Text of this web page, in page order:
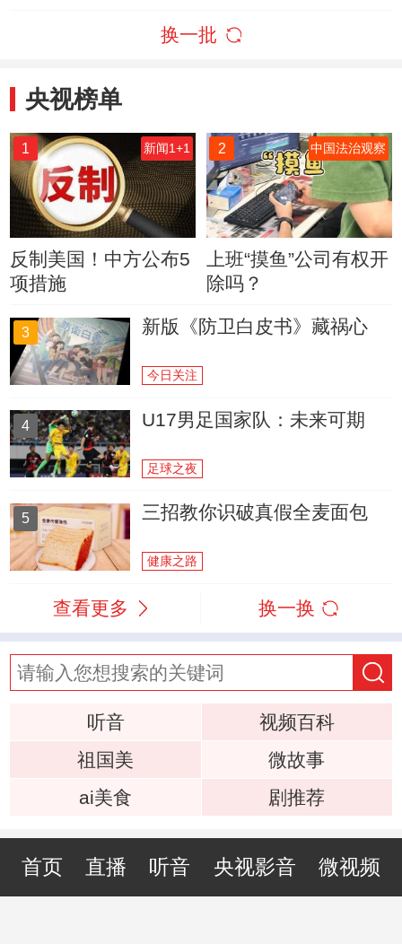
换一批
央视榜单
1 新闻1+1
反制美国！中方公布5
项措施
2 中国法治观察
上班“摸鱼”公司有权开
除吗？
3 新版《防卫白皮书》藏祸心
今日关注
4 U17男足国家队：未来可期
足球之夜
5 三招教你识破真假全麦面包
健康之路
查看更多 换一换
听音
视频百科
祖国美
微故事
ai美食
剧推荐
首页 直播 听音 央视影音 微视频